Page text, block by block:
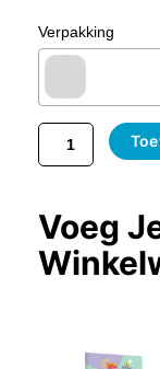
Verpakking
Voeg